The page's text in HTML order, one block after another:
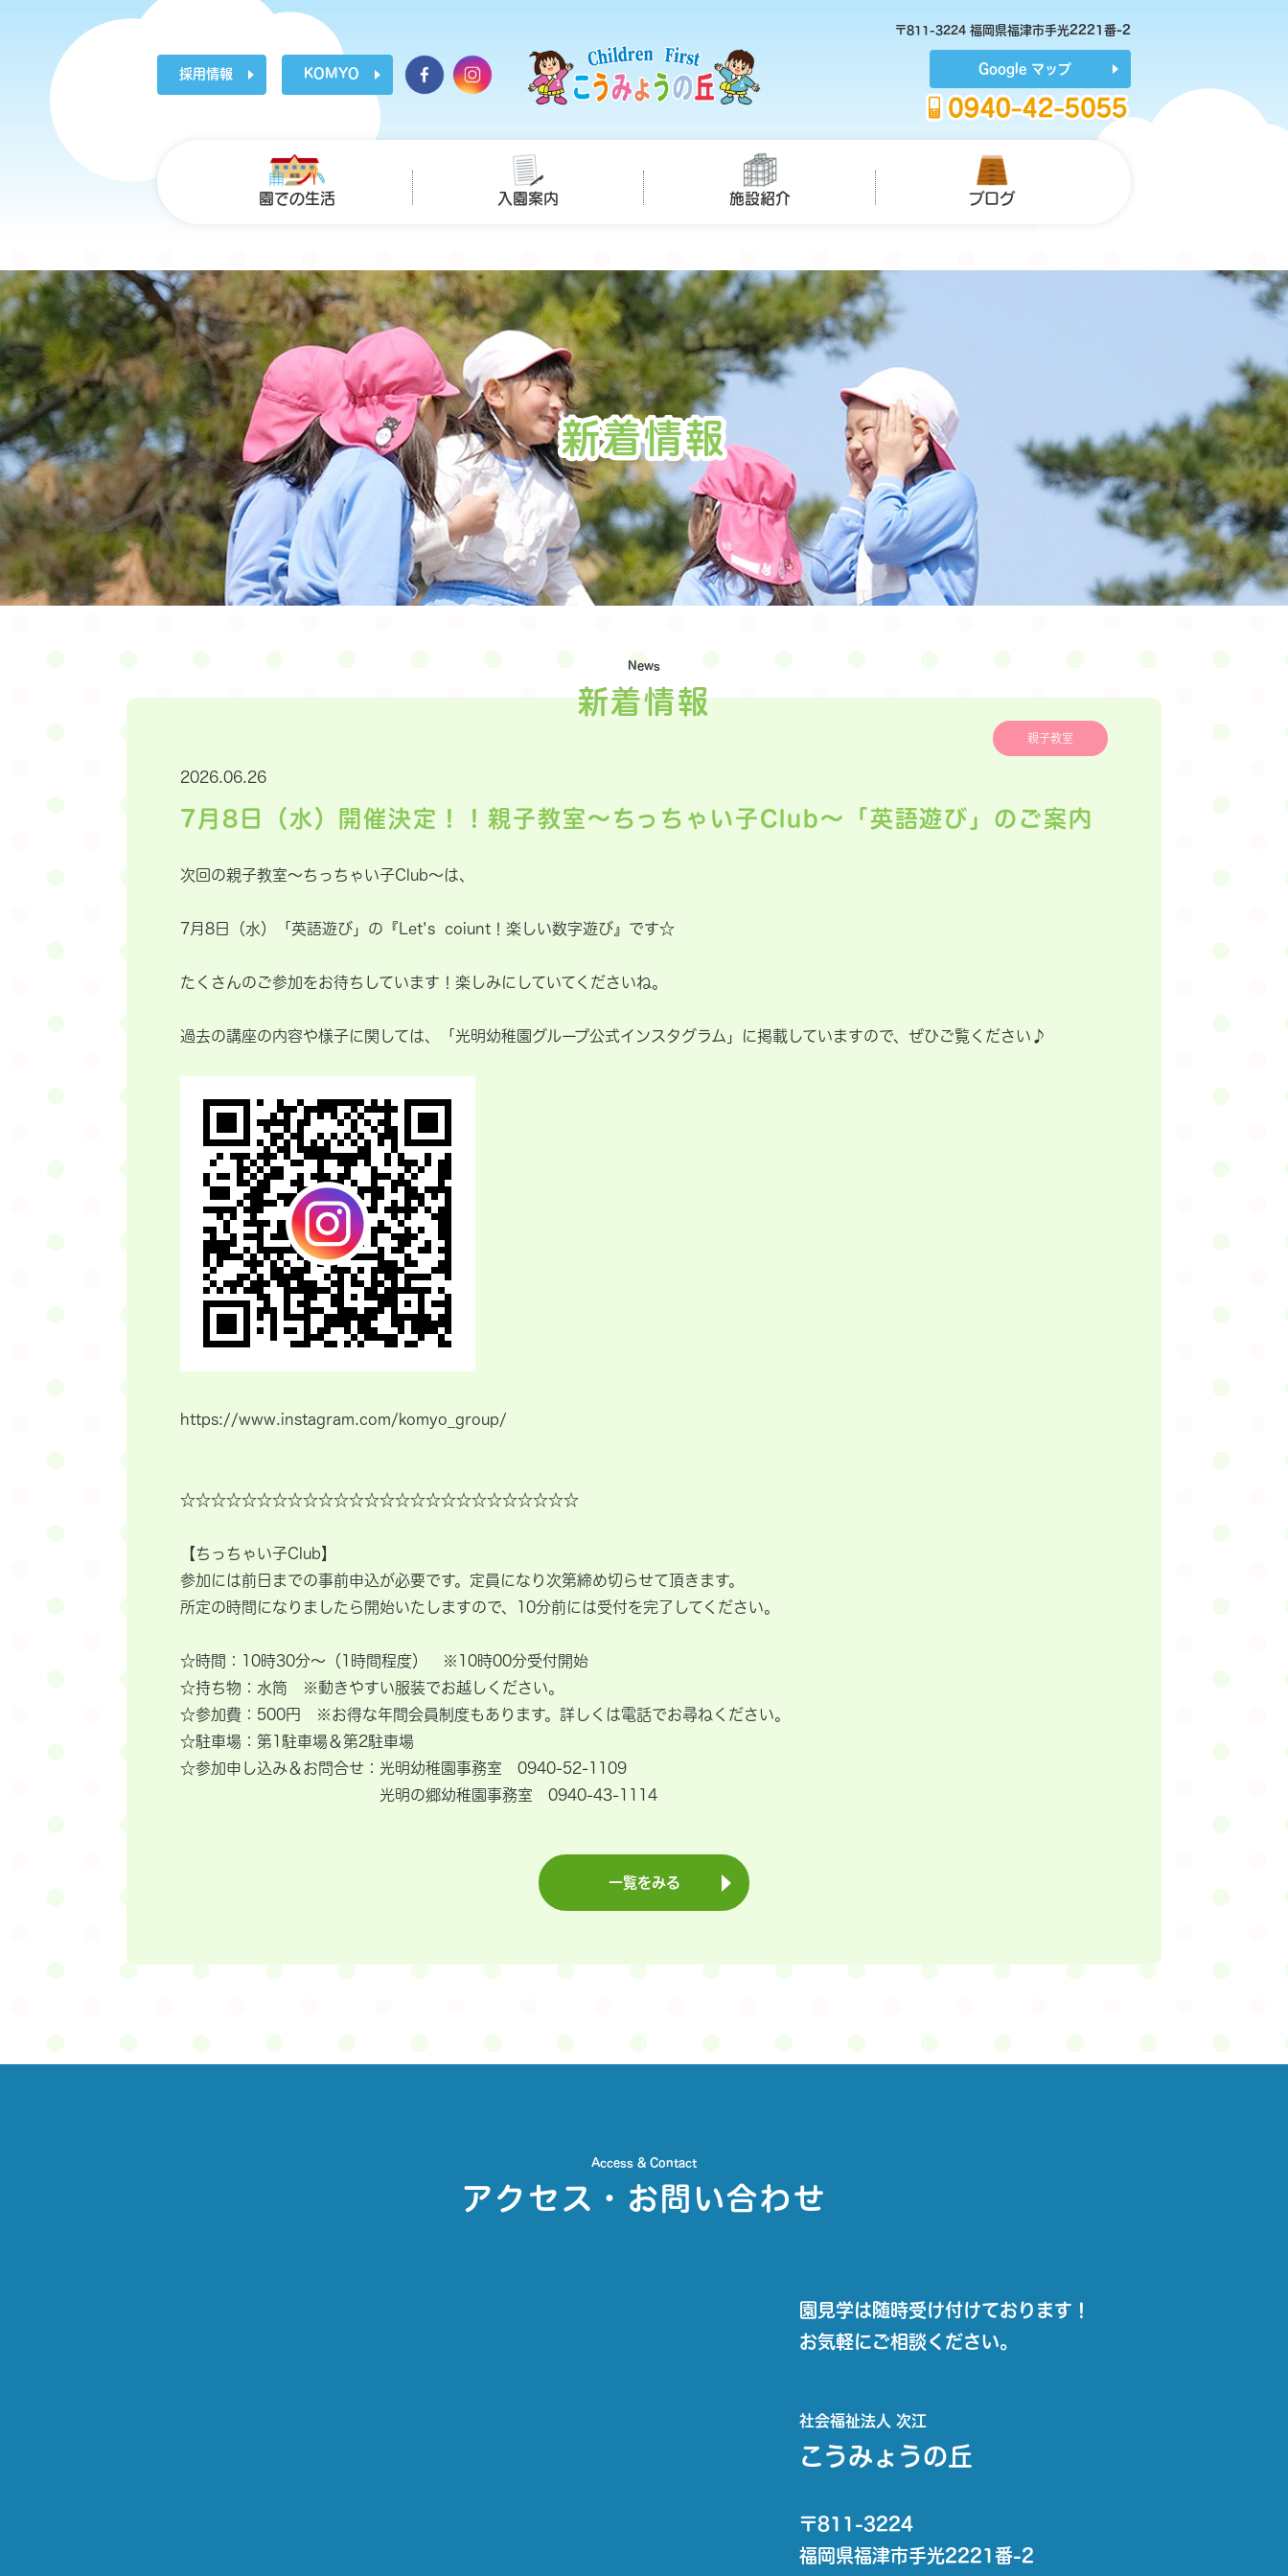
採用情報 KOMYO
〒811-3224 福岡県福津市手光2221番-2
Google マップ
園での生活 入園案内 施設紹介 ブログ
新着情報
News
新着情報
親子教室
2026.06.26
7月8日（水）開催決定！！親子教室～ちっちゃい子Club～「英語遊び」のご案内
次回の親子教室～ちっちゃい子Club～は、
7月8日（水）「英語遊び」の『Let's coiunt！楽しい数字遊び』です☆
たくさんのご参加をお待ちしています！楽しみにしていてくださいね。
過去の講座の内容や様子に関しては、「光明幼稚園グループ公式インスタグラム」に掲載していますので、ぜひご覧ください♪
https://www.instagram.com/komyo_group/
☆☆☆☆☆☆☆☆☆☆☆☆☆☆☆☆☆☆☆☆☆☆☆☆☆☆
【ちっちゃい子Club】
参加には前日までの事前申込が必要です。定員になり次第締め切らせて頂きます。
所定の時間になりましたら開始いたしますので、10分前には受付を完了してください。
☆時間：10時30分～（1時間程度） ※10時00分受付開始
☆持ち物：水筒 ※動きやすい服装でお越しください。
☆参加費：500円 ※お得な年間会員制度もあります。詳しくは電話でお尋ねください。
☆駐車場：第1駐車場＆第2駐車場
☆参加申し込み＆お問合せ：光明幼稚園事務室 0940-52-1109
光明の郷幼稚園事務室 0940-43-1114
一覧をみる
Access & Contact
アクセス・お問い合わせ
園見学は随時受け付けております！
お気軽にご相談ください。
社会福祉法人 次江
こうみょうの丘
〒811-3224
福岡県福津市手光2221番-2